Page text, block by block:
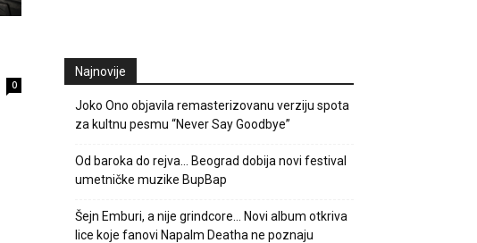
0
Najnovije
Joko Ono objavila remasterizovanu verziju spota
za kultnu pesmu “Never Say Goodbye”
Od baroka do rejva… Beograd dobija novi festival
umetničke muzike BupBap
Šejn Emburi, a nije grindcore… Novi album otkriva
lice koje fanovi Napalm Deatha ne poznaju